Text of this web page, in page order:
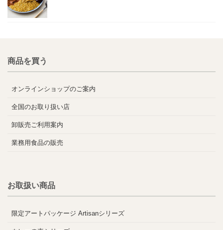
商品を買う
オンラインショップのご案内
全国のお取り扱い店
卸販売ご利用案内
業務用食品の販売
お取扱い商品
限定アートパッケージ Artisanシリーズ